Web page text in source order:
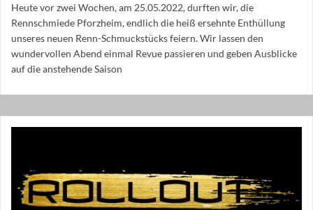
Heute vor zwei Wochen, am 25.05.2022, durften wir, die
Rennschmiede Pforzheim, endlich die heiß ersehnte Enthüllung
unseres neuen Renn-Schmuckstücks feiern. Wir lassen den
wundervollen Abend einmal Revue passieren und geben Ausblicke
auf die anstehende Saison